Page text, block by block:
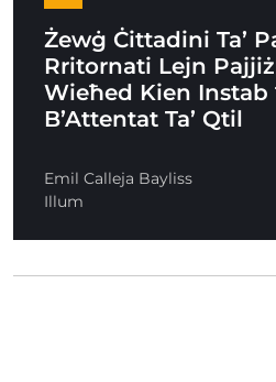
Żewġ Ċittadini Ta’
Rritornati Lejn
Wieħed Kien
B’Attentat Ta’ Qtil
Emil Calleja Bayliss
Illum